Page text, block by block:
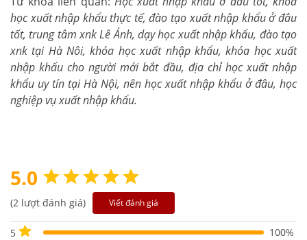
học xuất nhập khẩu thực tế, đào tạo xuất nhập khẩu ở đâu
tốt, trung tâm xnk Lê Ánh, dạy học xuất nhập khẩu, đào tạo
xnk tại Hà Nôi, khóa học xuất nhập khẩu, khóa học xuất
nhập khẩu cho người mới bắt đầu, địa chỉ học xuất nhập
khẩu uy tín tại Hà Nội, nên học xuất nhập khẩu ở đâu, học
nghiệp vụ xuất nhập khẩu.
5.0
(2 lượt đánh giá) Viết đánh giá
5
100%